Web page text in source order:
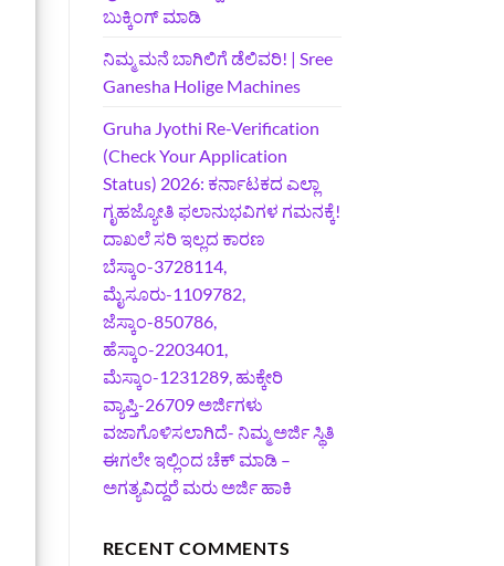
ಬುಕ್ಕಿಂಗ್‌ ಮಾಡಿ
ನಿಮ್ಮ ಮನೆ ಬಾಗಿಲಿಗೆ ಡೆಲಿವರಿ! | Sree
Ganesha Holige Machines
Gruha Jyothi Re-Verification
(Check Your Application
Status) 2026: ಕರ್ನಾಟಕದ ಎಲ್ಲಾ
ಗೃಹಜ್ಯೋತಿ ಫಲಾನುಭವಿಗಳ ಗಮನಕ್ಕೆ!
ದಾಖಲೆ ಸರಿ ಇಲ್ಲದ ಕಾರಣ
ಬೆಸ್ಕಾಂ-3728114,
ಮೈಸೂರು-1109782,
ಜೆಸ್ಕಾಂ-850786,
ಹೆಸ್ಕಾಂ-2203401,
ಮೆಸ್ಕಾಂ-1231289, ಹುಕ್ಕೇರಿ
ವ್ಯಾಪ್ತಿ-26709 ಅರ್ಜಿಗಳು
ವಜಾಗೊಳಿಸಲಾಗಿದೆ- ನಿಮ್ಮ ಅರ್ಜಿ ಸ್ಥಿತಿ
ಈಗಲೇ ಇಲ್ಲಿಂದ ಚೆಕ್ ಮಾಡಿ –
ಅಗತ್ಯವಿದ್ದರೆ ಮರು ಅರ್ಜಿ ಹಾಕಿ
RECENT COMMENTS